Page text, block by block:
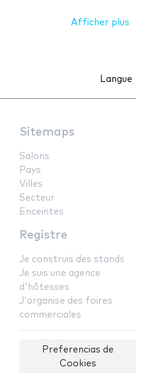
Afficher plus
Langue
Sitemaps
Salons
Pays
Villes
Secteur
Enceintes
Registre
Je construis des stands
Je suis une agence
d'hôtesses
J'organise des foires
commerciales
Preferencias de
Cookies